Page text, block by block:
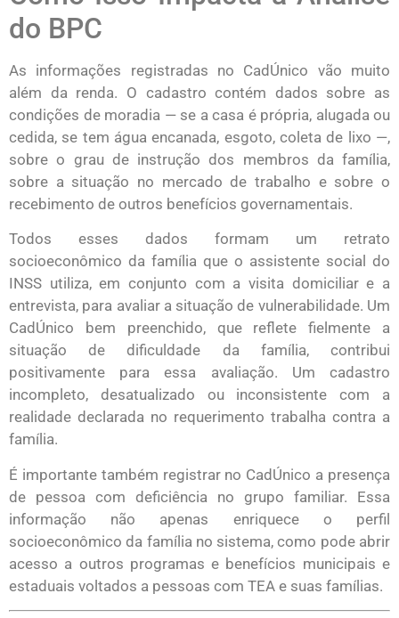
do BPC
As informações registradas no CadÚnico vão muito
além da renda. O cadastro contém dados sobre as
condições de moradia — se a casa é própria, alugada ou
cedida, se tem água encanada, esgoto, coleta de lixo —,
sobre o grau de instrução dos membros da família,
sobre a situação no mercado de trabalho e sobre o
recebimento de outros benefícios governamentais.
Todos esses dados formam um retrato
socioeconômico da família que o assistente social do
INSS utiliza, em conjunto com a visita domiciliar e a
entrevista, para avaliar a situação de vulnerabilidade. Um
CadÚnico bem preenchido, que reflete fielmente a
situação de dificuldade da família, contribui
positivamente para essa avaliação. Um cadastro
incompleto, desatualizado ou inconsistente com a
realidade declarada no requerimento trabalha contra a
família.
É importante também registrar no CadÚnico a presença
de pessoa com deficiência no grupo familiar. Essa
informação não apenas enriquece o perfil
socioeconômico da família no sistema, como pode abrir
acesso a outros programas e benefícios municipais e
estaduais voltados a pessoas com TEA e suas famílias.